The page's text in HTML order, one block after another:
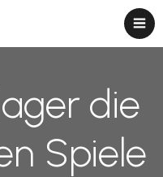
die
Spiele